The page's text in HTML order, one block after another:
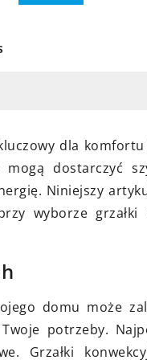
dla
mogą dostarczyć
Niniejszy
wyborze
domu może
potrzeby.
Grzałki
do
i
do stylu
pomysły
do
w